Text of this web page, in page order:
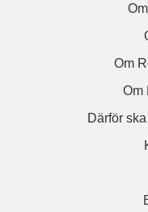
Om
Om
Därför